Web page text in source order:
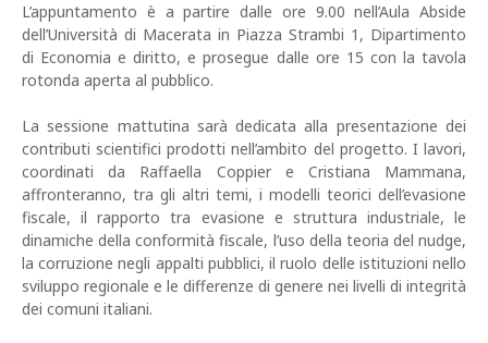
L’appuntamento è a partire dalle ore 9.00 nell’Aula Abside
dell’Università di Macerata in Piazza Strambi 1, Dipartimento
di Economia e diritto, e prosegue dalle ore 15 con la tavola
rotonda aperta al pubblico.
La sessione mattutina sarà dedicata alla presentazione dei
contributi scientifici prodotti nell’ambito del progetto. I lavori,
coordinati da Raffaella Coppier e Cristiana Mammana,
affronteranno, tra gli altri temi, i modelli teorici dell’evasione
fiscale, il rapporto tra evasione e struttura industriale, le
dinamiche della conformità fiscale, l’uso della teoria del nudge,
la corruzione negli appalti pubblici, il ruolo delle istituzioni nello
sviluppo regionale e le differenze di genere nei livelli di integrità
dei comuni italiani.